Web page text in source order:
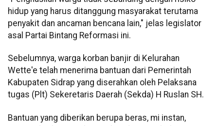
hidup yang harus ditanggung masyarakat terutama
penyakit dan ancaman bencana lain," jelas legislator
asal Partai Bintang Reformasi ini.
Sebelumnya, warga korban banjir di Kelurahan
Wette'e telah menerima bantuan dari Pemerintah
Kabupaten Sidrap yang diserahkan oleh Pelaksana
tugas (Plt) Sekeretaris Daerah (Sekda) H Ruslan SH.
Bantuan yang diberikan berupa beras, mi instan,